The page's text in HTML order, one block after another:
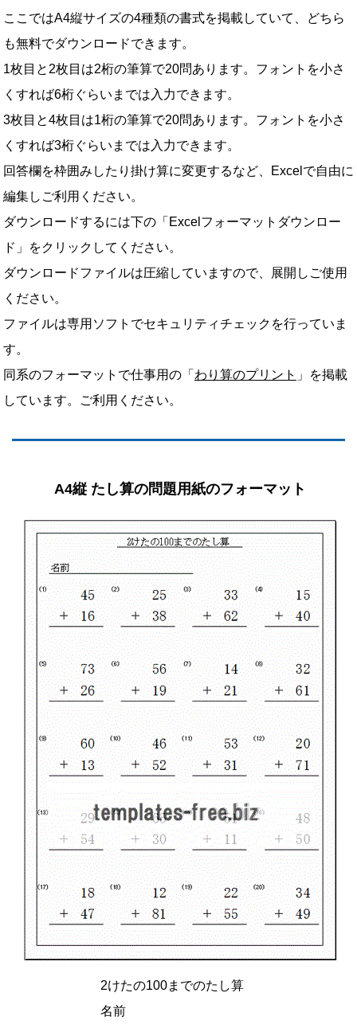
ここではA4縦サイズの4種類の書式を掲載していて、どちら
も無料でダウンロードできます。
1枚目と2枚目は2桁の筆算で20問あります。フォントを小さ
くすれば6桁ぐらいまでは入力できます。
3枚目と4枚目は1桁の筆算で20問あります。フォントを小さ
くすれば3桁ぐらいまでは入力できます。
回答欄を枠囲みしたり掛け算に変更するなど、Excelで自由に
編集しご利用ください。
ダウンロードするには下の「Excelフォーマットダウンロー
ド」をクリックしてください。
ダウンロードファイルは圧縮していますので、展開しご使用
ください。
ファイルは専用ソフトでセキュリティチェックを行っていま
す。
同系のフォーマットで仕事用の「 わり算のプリント 」を掲載
しています。ご利用ください。
A4縦 たし算の問題用紙のフォーマット
2けたの100までのたし算
名前